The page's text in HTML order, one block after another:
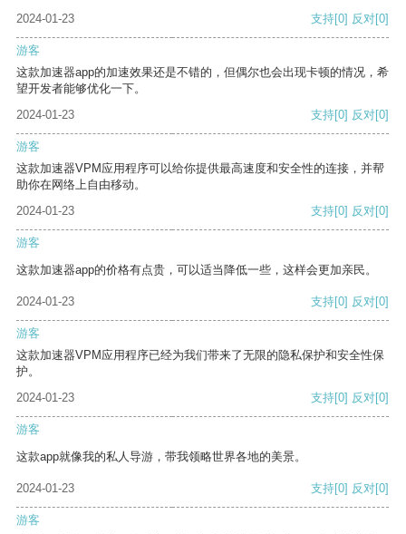
2024-01-23
支持[0] 反对[0]
游客
这款加速器app的加速效果还是不错的，但偶尔也会出现卡顿的情况，希
望开发者能够优化一下。
2024-01-23
支持[0] 反对[0]
游客
这款加速器VPM应用程序可以给你提供最高速度和安全性的连接，并帮
助你在网络上自由移动。
2024-01-23
支持[0] 反对[0]
游客
这款加速器app的价格有点贵，可以适当降低一些，这样会更加亲民。
2024-01-23 支持[0] 反对[0]
游客
这款加速器VPM应用程序已经为我们带来了无限的隐私保护和安全性保
护。
2024-01-23
支持[0] 反对[0]
游客
这款app就像我的私人导游，带我领略世界各地的美景。
2024-01-23 支持[0] 反对[0]
游客